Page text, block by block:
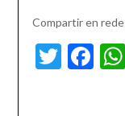
Compartir en